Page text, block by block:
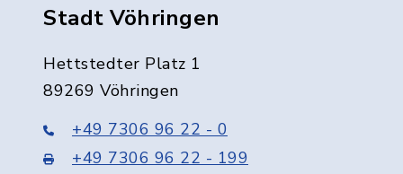
Stadt Vöhringen
Hettstedter Platz 1
89269 Vöhringen
+49 7306 96 22 - 0
+49 7306 96 22 - 199